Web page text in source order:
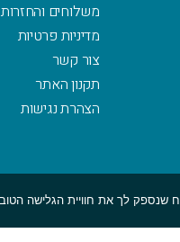
משלוחים והחזרות
מדיניות פרטיות
צור קשר
תקנון האתר
הצהרת נגישות